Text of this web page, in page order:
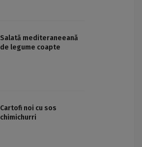
Salată mediteraneeană
de legume coapte
Cartofi noi cu sos
chimichurri